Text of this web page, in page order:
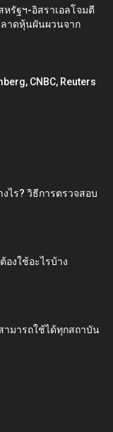
รัฐฯ-อิสราเอลโจมตี
าดหุ้นผันผวนจาก
CNBC, Reuters
ไร? วิธีการตรวจสอบ
องใช้อะไรบ้าง
ามารถใช้ได้ทุกสถาบัน